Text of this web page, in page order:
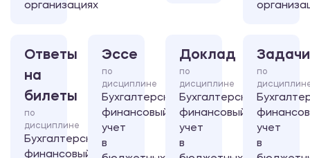
организациях
Ответы
на
билеты
по
дисциплине
Бухгалтерский
финансовый
Эссе
по
дисциплине
Бухгалтерский
финансовый
учет
в
Доклад
по
дисциплине
Бухгалтерский
финансовый
учет
в
Задачи
по
учет
в